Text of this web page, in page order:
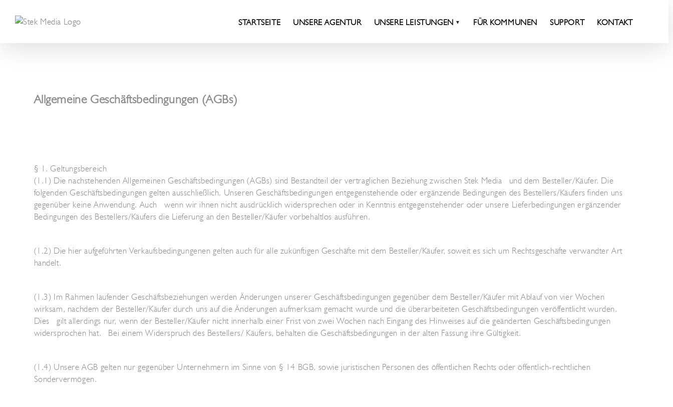
STARTSEITE UNSERE AGENTUR UNSERE LEISTUNGEN FÜR KOMMUNEN SUPPORT KONTAKT
Allgemeine Geschäftsbedingungen (AGBs)
§ 1. Geltungsbereich
(1.1) Die nachstehenden Allgemeinen Geschäftsbedingungen (AGBs) sind Bestandteil der vertraglichen Beziehung zwischen Stek Media und dem Besteller/Käufer. Die
folgenden Geschäftsbedingungen gelten ausschließlich. Unseren Geschäftsbedingungen entgegenstehende oder ergänzende Bedingungen des Bestellers/Käufers finden uns
gegenüber keine Anwendung. Auch wenn wir ihnen nicht ausdrücklich widersprechen oder in Kenntnis entgegenstehender oder unsere Lieferbedingungen ergänzender
Bedingungen des Bestellers/Käufers die Lieferung an den Besteller/Käufer vorbehaltlos ausführen.
(1.2) Die hier aufgeführten Verkaufsbedingungenen gelten auch für alle zukünftigen Geschäfte mit dem Besteller/Käufer, soweit es sich um Rechtsgeschäfte verwandter Art
handelt.
(1.3) Im Rahmen laufender Geschäftsbeziehungen werden Änderungen unserer Geschäftsbedingungen gegenüber dem Besteller/Käufer mit Ablauf von vier Wochen
wirksam, nachdem der Besteller/Käufer durch uns auf die Änderungen aufmerksam gemacht wurde und die überarbeiteten Geschäftsbedingungen veröffentlicht wurden.
Dies gilt allerdings nur, wenn der Besteller/Käufer nicht innerhalb einer Frist von zwei Wochen nach Eingang des Hinweises auf die geänderten Geschäftsbedingungen
widersprochen hat. Bei einem Widerspruch des Bestellers/ Käufers, behalten die Geschäftsbedingungen in der alten Fassung ihre Gültigkeit.
(1.4) Unsere AGB gelten nur gegenüber Unternehmern im Sinne von § 14 BGB, sowie juristischen Personen des öffentlichen Rechts oder öffentlich-rechtlichen
Sondervermögen.